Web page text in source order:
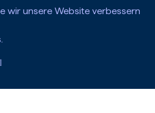
wir unsere Website verbessern